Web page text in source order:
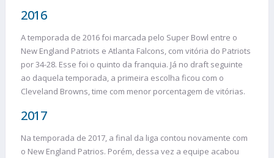
2016
A temporada de 2016 foi marcada pelo Super Bowl entre o
New England Patriots e Atlanta Falcons, com vitória do Patriots
por 34-28. Esse foi o quinto da franquia. Já no draft seguinte
ao daquela temporada, a primeira escolha ficou com o
Cleveland Browns, time com menor porcentagem de vitórias.
2017
Na temporada de 2017, a final da liga contou novamente com
o New England Patrios. Porém, dessa vez a equipe acabou